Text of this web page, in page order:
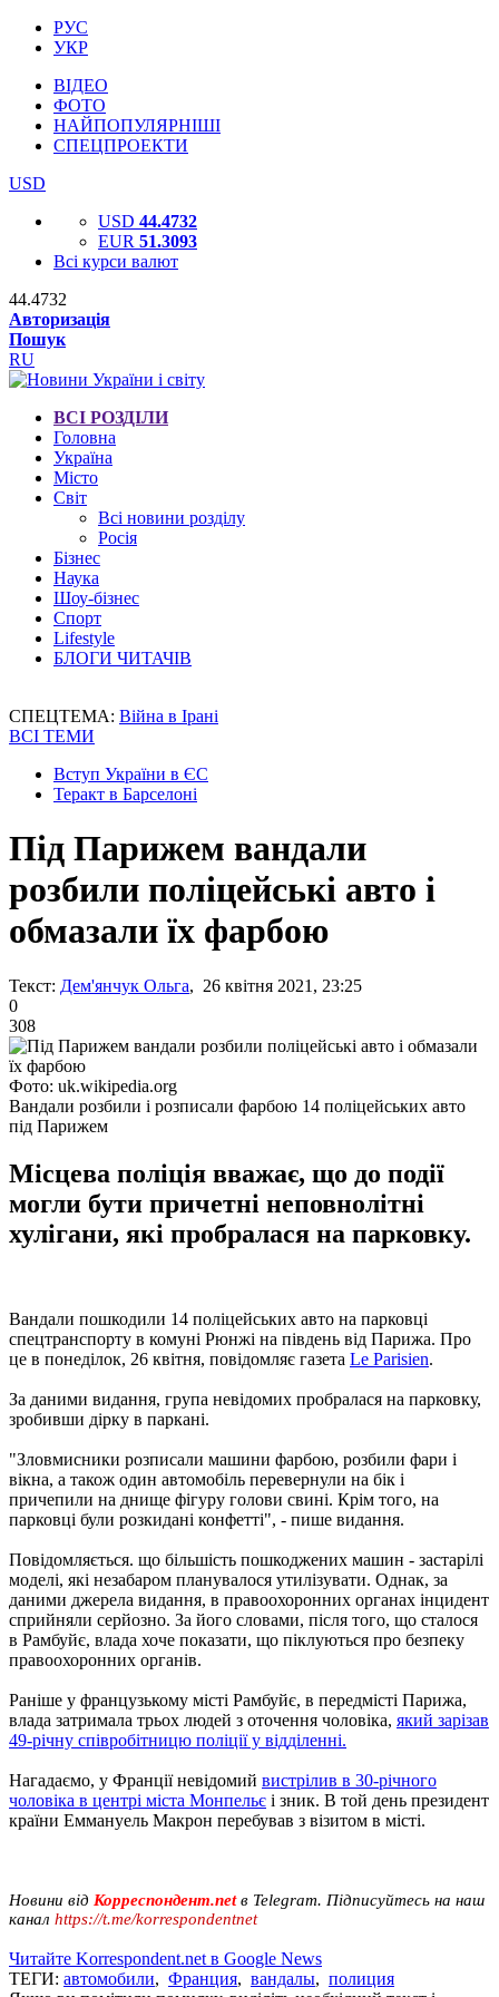
РУС
УКР
ВІДЕО
ФОТО
НАЙПОПУЛЯРНІШІ
СПЕЦПРОЕКТИ
USD
USD 44.4732
EUR 51.3093
Всі курси валют
44.4732
Авторизація
Пошук
RU
ВСІ РОЗДІЛИ
Головна
Україна
Місто
Світ
Всі новини розділу
Росія
Бізнес
Наука
Шоу-бізнес
Спорт
Lifestyle
БЛОГИ ЧИТАЧІВ
СПЕЦТЕМА: Війна в Ірані
ВСІ ТЕМИ
Вступ України в ЄС
Теракт в Барселоні
Під Парижем вандали
розбили поліцейські авто і
обмазали їх фарбою
Текст: Дем'янчук Ольга, 26 квітня 2021, 23:25
0
308
Фото: uk.wikipedia.org
Вандали розбили і розписали фарбою 14 поліцейських авто
під Парижем
Місцева поліція вважає, що до події
могли бути причетні неповнолітні
хулігани, які пробралася на парковку.
Вандали пошкодили 14 поліцейських авто на парковці
спецтранспорту в комуні Рюнжі на південь від Парижа. Про
це в понеділок, 26 квітня, повідомляє газета Le Parisien.
За даними видання, група невідомих пробралася на парковку,
зробивши дірку в паркані.
"Зловмисники розписали машини фарбою, розбили фари і
вікна, а також один автомобіль перевернули на бік і
причепили на днище фігуру голови свині. Крім того, на
парковці були розкидані конфетті", - пише видання.
Повідомляється. що більшість пошкоджених машин - застарілі
моделі, які незабаром планувалося утилізувати. Однак, за
даними джерела видання, в правоохоронних органах інцидент
сприйняли серйозно. За його словами, після того, що сталося
в Рамбуйє, влада хоче показати, що піклуються про безпеку
правоохоронних органів.
Раніше у французькому місті Рамбуйє, в передмісті Парижа,
влада затримала трьох людей з оточення чоловіка, який зарізав
49-річну співробітницю поліції у відділенні.
Нагадаємо, у Франції невідомий вистрілив в 30-річного
чоловіка в центрі міста Монпельє і зник. В той день президент
країни Еммануель Макрон перебував з візитом в місті.
Новини від Корреспондент.netв Telegram. Підписуйтесь на наш
канал https://t.me/korrespondentnet
Читайте Korrespondent.net в Google News
ТЕГИ: автомобили, Франция, вандалы, полиция